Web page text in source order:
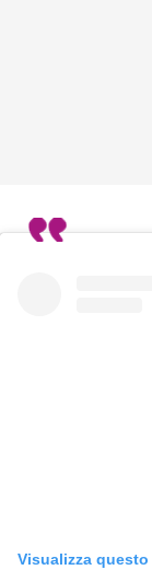
Visualizza